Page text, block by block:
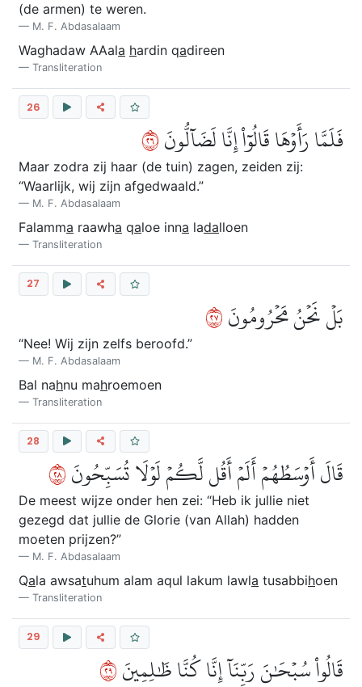
(de armen) te weren.
M. F. Abdasalaam
Waghadaw AAala hardin qadireen
Transliteration
26
فَلَمَّا رَأَوۡهَا قَالُوٓاْ إِنَّا لَضَآلُّونَ٦٢
Maar zodra zij haar (de tuin) zagen, zeiden zij:
“Waarlijk, wij zijn afgedwaald.”
M. F. Abdasalaam
Falamma raawha qaloe inna ladalloen
Transliteration
27
بَلۡ نَحۡنُ مَحۡرُومُونَ٧٢
“Nee! Wij zijn zelfs beroofd.”
M. F. Abdasalaam
Bal nahnu mahroemoen
Transliteration
28
قَالَ أَوۡسَطُهُمۡ أَلَمۡ أَقُل لَّكُمۡ لَوۡلَا تُسَبِّحُونَ٨٢
De meest wijze onder hen zei: “Heb ik jullie niet
gezegd dat jullie de Glorie (van Allah) hadden
moeten prijzen?”
M. F. Abdasalaam
Qala awsatuhum alam aqul lakum lawla tusabbihoen
Transliteration
29
قَالُواْ سُبۡحَٰنَ رَبِّنَآ إِنَّا كُنَّا ظَٰلِمِينَ٩٢